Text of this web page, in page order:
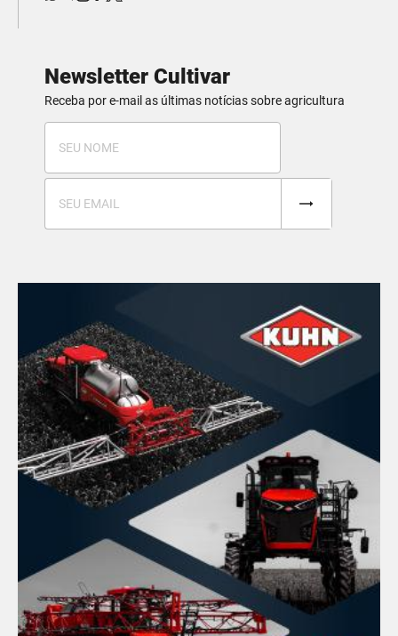
Newsletter Cultivar
Receba por e-mail as últimas notícias sobre agricultura